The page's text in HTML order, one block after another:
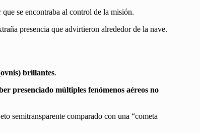
se encontraba al control de la misión.
presencia que advirtieron alrededor de la nave.
brillantes.
presenciado múltiples fenómenos aéreos no
semitransparente comparado con una “cometa